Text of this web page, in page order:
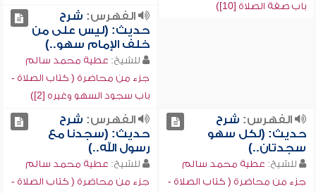
باب صفة الصلاة [10])
الفهرس: شرح
حديث: (ليس على من
خلف الإمام سهو..)
للشيخ: عطية محمد سالم
جزء من محاضرة ( كتاب الصلاة -
باب سجود السهو وغيره [2])
الفهرس: شرح
حديث: (لكل سهو
سجدتان..)
للشيخ: عطية محمد سالم
جزء من محاضرة ( كتاب الصلاة -
الفهرس: شرح
حديث: (سجدنا مع
رسول الله..)
للشيخ: عطية محمد سالم
جزء من محاضرة ( كتاب الصلاة -